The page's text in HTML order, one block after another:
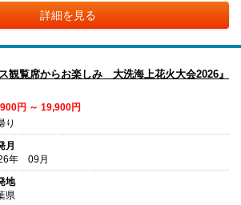
詳細を見る
観覧席からお楽しみ 大洗海上花火大会2026』
円 ～ 19,900円
り
月
年 09月
地
県